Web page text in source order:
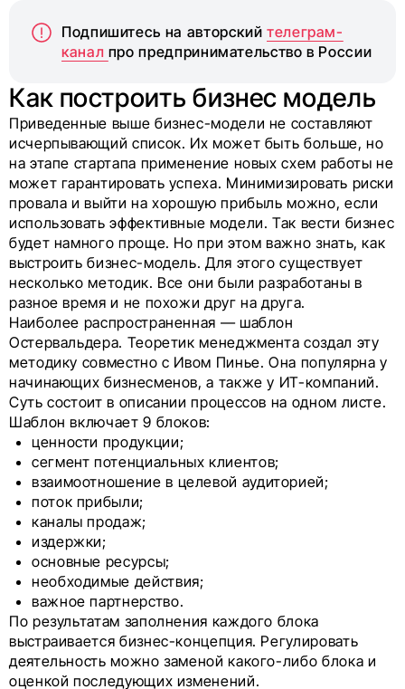
Подпишитесь на авторский телеграм-
канал про предпринимательство в России
Как построить бизнес модель
Приведенные выше бизнес-модели не составляют
исчерпывающий список. Их может быть больше, но
на этапе стартапа применение новых схем работы не
может гарантировать успеха. Минимизировать риски
провала и выйти на хорошую прибыль можно, если
использовать эффективные модели. Так вести бизнес
будет намного проще. Но при этом важно знать, как
выстроить бизнес-модель. Для этого существует
несколько методик. Все они были разработаны в
разное время и не похожи друг на друга.
Наиболее распространенная — шаблон
Остервальдера. Теоретик менеджмента создал эту
методику совместно с Ивом Пинье. Она популярна у
начинающих бизнесменов, а также у ИТ-компаний.
Суть состоит в описании процессов на одном листе.
Шаблон включает 9 блоков:
ценности продукции;
сегмент потенциальных клиентов;
взаимоотношение в целевой аудиторией;
поток прибыли;
каналы продаж;
издержки;
основные ресурсы;
необходимые действия;
важное партнерство.
По результатам заполнения каждого блока
выстраивается бизнес-концепция. Регулировать
деятельность можно заменой какого-либо блока и
оценкой последующих изменений.